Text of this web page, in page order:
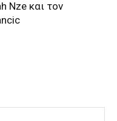
Nze και τον